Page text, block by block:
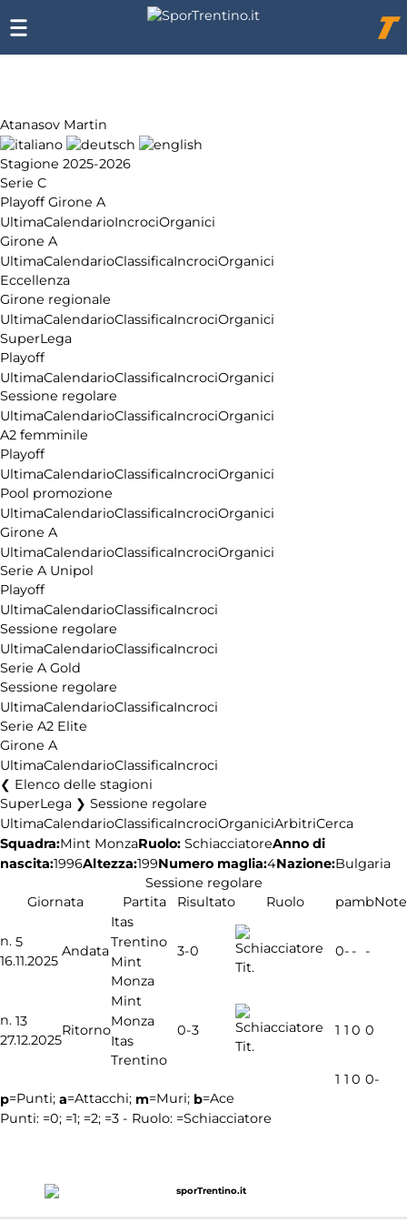
Atanasov Martin
Stagione 2025-2026
Serie C
Playoff Girone A
UltimaCalendarioIncrociOrganici
Girone A
UltimaCalendarioClassificaIncrociOrganici
Eccellenza
Girone regionale
UltimaCalendarioClassificaIncrociOrganici
SuperLega
Playoff
UltimaCalendarioClassificaIncrociOrganici
Sessione regolare
UltimaCalendarioClassificaIncrociOrganici
A2 femminile
Playoff
UltimaCalendarioClassificaIncrociOrganici
Pool promozione
UltimaCalendarioClassificaIncrociOrganici
Girone A
UltimaCalendarioClassificaIncrociOrganici
Serie A Unipol
Playoff
UltimaCalendarioClassificaIncroci
Sessione regolare
UltimaCalendarioClassificaIncroci
Serie A Gold
Sessione regolare
UltimaCalendarioClassificaIncroci
Serie A2 Elite
Girone A
UltimaCalendarioClassificaIncroci
Elenco delle stagioni
SuperLega ❯ Sessione regolare
UltimaCalendarioClassificaIncrociOrganiciArbitriCerca
Squadra:Mint MonzaRuolo: SchiacciatoreAnno di
nascita:1996Altezza:199Numero maglia:4Nazione:Bulgaria
Sessione regolare
Giornata
Partita Risultato Ruolo pambNote
n. 5
16.11.2025
Andata
Itas
Trentino
Mint
Monza
3-0
Tit.
0- - -
n. 13
27.12.2025
Ritorno
Mint
Monza
Itas
Trentino
0-3
Tit.
1 1 0 0
1 1 0 0-
p=Punti; a=Attacchi; m=Muri; b=Ace
Punti: =0; =1; =2; =3 - Ruolo: =Schiacciatore
Chi
siamo
Affiliazione